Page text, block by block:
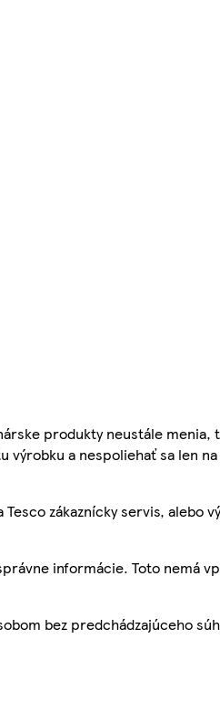
produkty neustále menia,
výrobku a nespoliehať sa len na
zákaznícky servis, alebo
informácie. Toto nemá
bez predchádzajúceho